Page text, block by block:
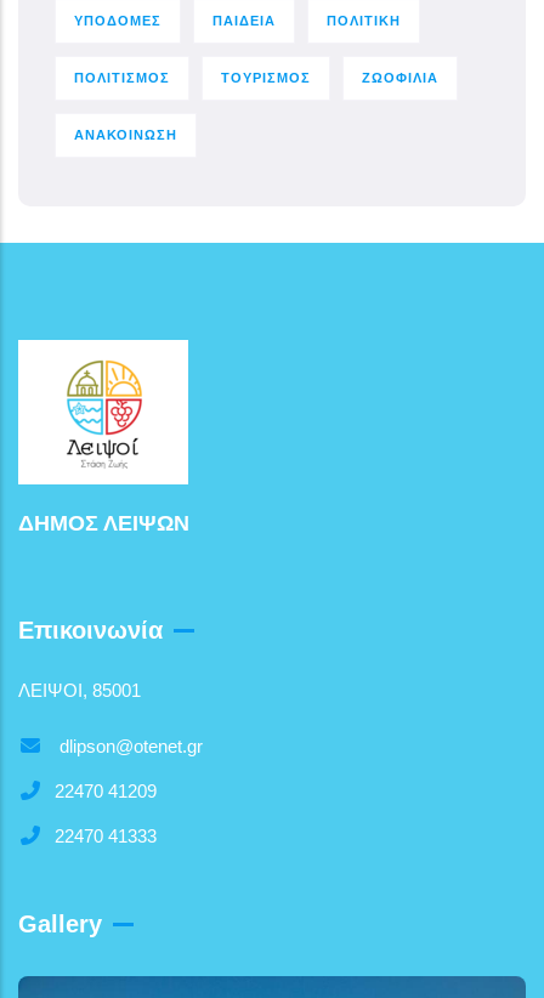
ΥΠΟΔΟΜΕΣ ΠΑΙΔΕΙΑ ΠΟΛΙΤΙΚΗ
ΠΟΛΙΤΙΣΜΟΣ ΤΟΥΡΙΣΜΟΣ ΖΩΟΦΙΛΙΑ
ΑΝΑΚΟΙΝΩΣΗ
ΔΗΜΟΣ ΛΕΙΨΩΝ
Επικοινωνία
ΛΕΙΨΟΙ, 85001
dlipson@otenet.gr
22470 41209
22470 41333
Gallery